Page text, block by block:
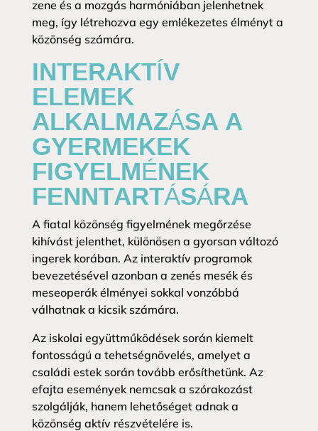
zene és a mozgás harmóniában jelenhetnek
meg, így létrehozva egy emlékezetes élményt a
közönség számára.
INTERAKTÍV
ELEMEK
ALKALMAZÁSA A
GYERMEKEK
FIGYELMÉNEK
FENNTARTÁSÁRA
A fiatal közönség figyelmének megőrzése
kihívást jelenthet, különösen a gyorsan változó
ingerek korában. Az interaktív programok
bevezetésével azonban a zenés mesék és
meseoperák élményei sokkal vonzóbbá
válhatnak a kicsik számára.
Az iskolai együttműködések során kiemelt
fontosságú a tehetségnövelés, amelyet a
családi estek során tovább erősíthetünk. Az
efajta események nemcsak a szórakozást
szolgálják, hanem lehetőséget adnak a
közönség aktív részvételére is.